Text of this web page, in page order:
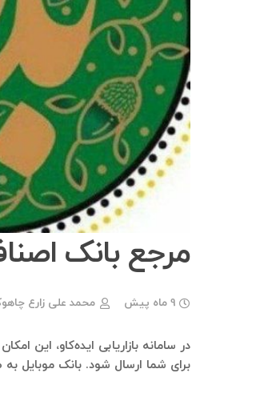
مرجع بانک
9 ماه پیش محمد علی زارع
در سامانه بازاریابی ایده‌کاو، این
برای شما ارسال شود. بانک موبایل